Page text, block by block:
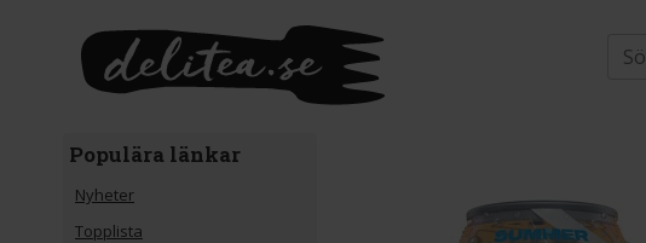
Populära länkar
Nyheter
Topplista